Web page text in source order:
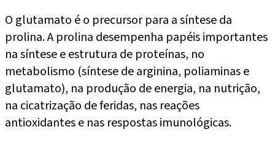
O glutamato é o precursor para a síntese da
prolina. A prolina desempenha papéis importantes
na síntese e estrutura de proteínas, no
metabolismo (síntese de arginina, poliaminas e
glutamato), na produção de energia, na nutrição,
na cicatrização de feridas, nas reações
antioxidantes e nas respostas imunológicas.